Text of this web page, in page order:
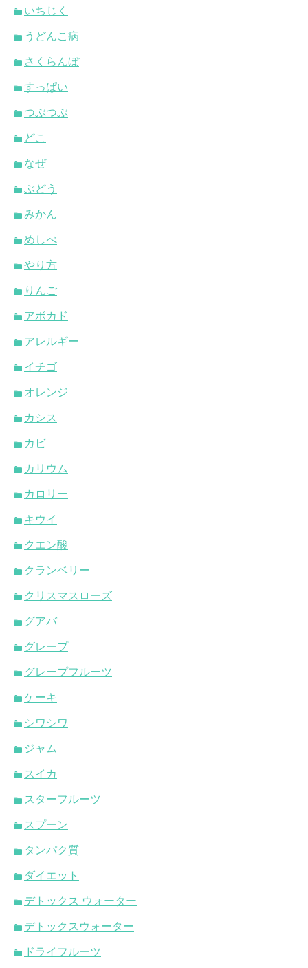
いちじく
うどんこ病
さくらんぼ
すっぱい
つぶつぶ
どこ
なぜ
ぶどう
みかん
めしべ
やり方
りんご
アボカド
アレルギー
イチゴ
オレンジ
カシス
カビ
カリウム
カロリー
キウイ
クエン酸
クランベリー
クリスマスローズ
グアバ
グレープ
グレープフルーツ
ケーキ
シワシワ
ジャム
スイカ
スターフルーツ
スプーン
タンパク質
ダイエット
デトックス ウォーター
デトックスウォーター
ドライフルーツ